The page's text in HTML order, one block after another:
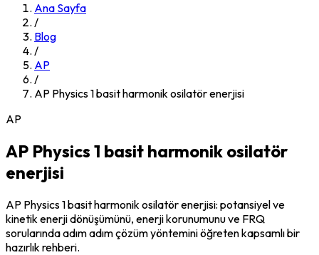
Ana Sayfa
/
Blog
/
AP
/
AP Physics 1 basit harmonik osilatör enerjisi
AP
AP Physics 1 basit harmonik osilatör
enerjisi
AP Physics 1 basit harmonik osilatör enerjisi: potansiyel ve
kinetik enerji dönüşümünü, enerji korunumunu ve FRQ
sorularında adım adım çözüm yöntemini öğreten kapsamlı bir
hazırlık rehberi.